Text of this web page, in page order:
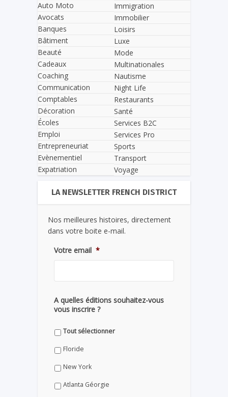
Auto Moto
Avocats
Banques
Bâtiment
Beauté
Cadeaux
Coaching
Communication
Comptables
Décoration
Écoles
Emploi
Entrepreneuriat
Evènementiel
Expatriation
Immigration
Immobilier
Loisirs
Luxe
Mode
Multinationales
Nautisme
Night Life
Restaurants
Santé
Services B2C
Services Pro
Sports
Transport
Voyage
LA NEWSLETTER FRENCH DISTRICT
Nos meilleures histoires, directement
dans votre boite e-mail.
Votre email *
A quelles éditions souhaitez-vous
vous inscrire ?
Tout sélectionner
Floride
New York
Atlanta Géorgie